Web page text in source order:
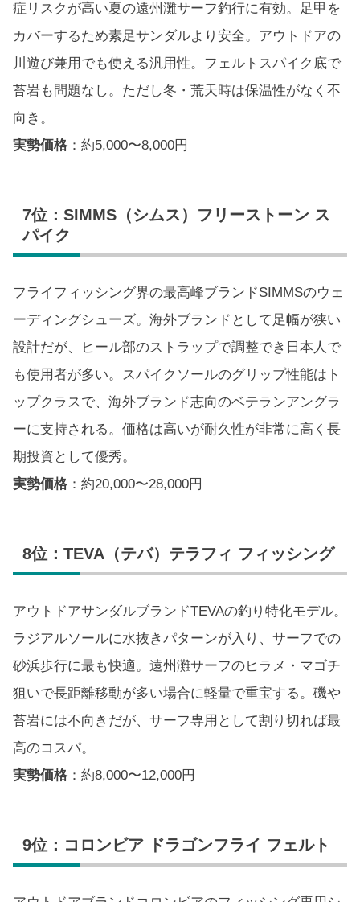
症リスクが高い夏の遠州灘サーフ釣行に有効。足甲を
カバーするため素足サンダルより安全。アウトドアの
川遊び兼用でも使える汎用性。フェルトスパイク底で
苔岩も問題なし。ただし冬・荒天時は保温性がなく不
向き。
実勢価格 ：約5,000〜8,000円
7位：SIMMS（シムス）フリーストーン ス
パイク
フライフィッシング界の最高峰ブランドSIMMSのウェ
ーディングシューズ。海外ブランドとして足幅が狭い
設計だが、ヒール部のストラップで調整でき日本人で
も使用者が多い。スパイクソールのグリップ性能はト
ップクラスで、海外ブランド志向のベテランアングラ
ーに支持される。価格は高いが耐久性が非常に高く長
期投資として優秀。
実勢価格 ：約20,000〜28,000円
8位：TEVA（テバ）テラフィ フィッシング
アウトドアサンダルブランドTEVAの釣り特化モデル。
ラジアルソールに水抜きパターンが入り、サーフでの
砂浜歩行に最も快適。遠州灘サーフのヒラメ・マゴチ
狙いで長距離移動が多い場合に軽量で重宝する。磯や
苔岩には不向きだが、サーフ専用として割り切れば最
高のコスパ。
実勢価格 ：約8,000〜12,000円
9位：コロンビア ドラゴンフライ フェルト